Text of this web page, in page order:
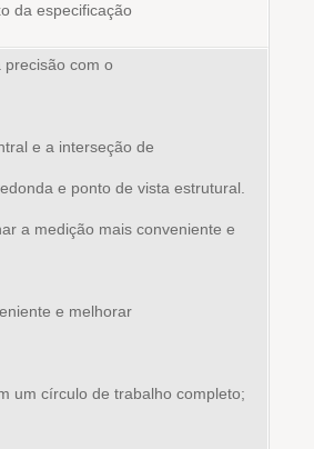
da especificação
com o
e a interseção de
e ponto de vista estrutural.
a medição mais conveniente e
e melhorar
um círculo de trabalho completo;